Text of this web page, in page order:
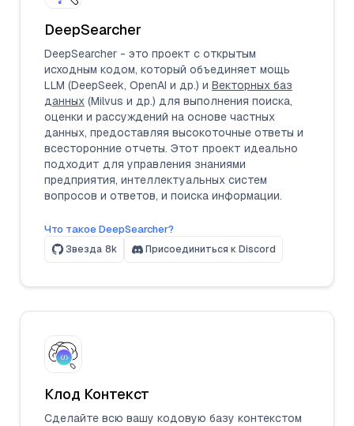
DeepSearcher
DeepSearcher - это проект с открытым
исходным кодом, который объединяет мощь
LLM (DeepSeek, OpenAI и др.) и Векторных баз
данных (Milvus и др.) для выполнения поиска,
оценки и рассуждений на основе частных
данных, предоставляя высокоточные ответы и
всесторонние отчеты. Этот проект идеально
подходит для управления знаниями
предприятия, интеллектуальных систем
вопросов и ответов, и поиска информации.
Что такое DeepSearcher?
Звезда 8k Присоединиться к Discord
Клод Контекст
Сделайте всю вашу кодовую базу контекстом